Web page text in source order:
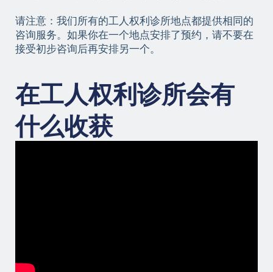
请注意：我们所有的工人权利诊所地点都提供相同的
咨询服务。如果你在一个地点安排了预约，请不要在
接受初步咨询后再安排另一个。
在工人权利诊所会有
什么收获